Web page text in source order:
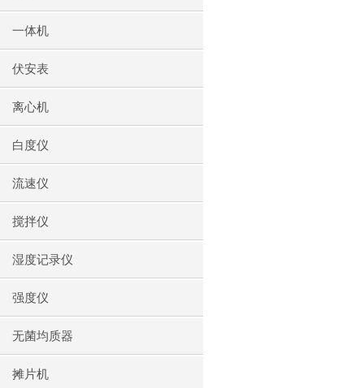
一体机
伏安表
离心机
白度仪
流速仪
搅拌仪
湿度记录仪
强度仪
无菌均质器
摊片机